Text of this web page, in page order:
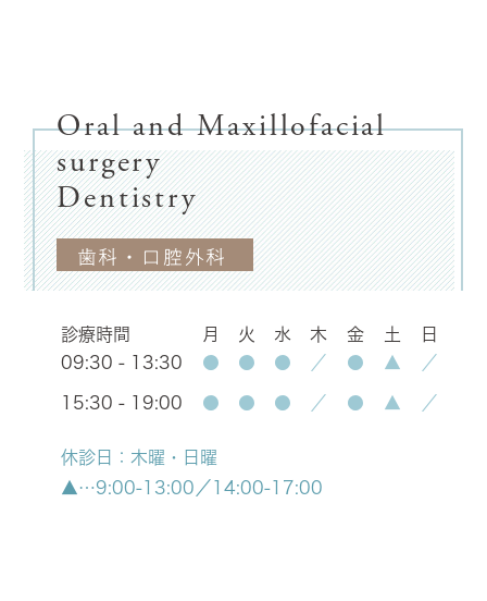
Oral and Maxillofacial
surgery
Dentistry
歯科・口腔外科
診療時間 月 火 水 木 金 土
日
09:30 - 13:30
● ● ● ／ ● ▲ ／
15:30 - 19:00 ● ● ● ／ ● ▲ ／
休診日：木曜・日曜
▲…9:00-13:00／14:00-17:00